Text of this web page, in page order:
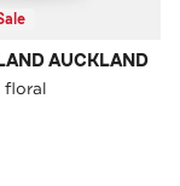
AUCKLAND
floral